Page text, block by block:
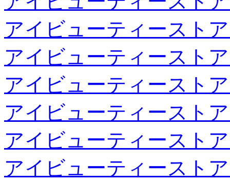
アイビューティースト
アイビューティースト
アイビューティースト
アイビューティースト
アイビューティースト
アイビューティースト